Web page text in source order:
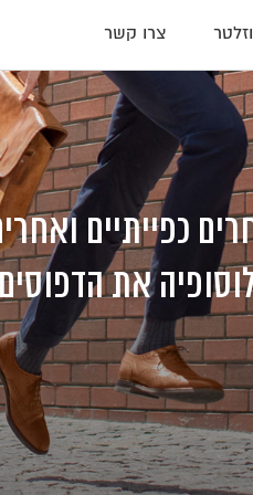
צרו קשר
כפייתיים
את